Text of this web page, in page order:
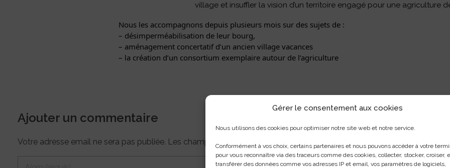
Gérer le consentement aux cookies
Nous utilisons des cookies pour optimiser notre site web et notre service.
Conformément à vos choix, certains partenaires et nous pouvons accéder à votre
pour vous reconnaître via des traceurs comme des cookies, collecter, stocker, croiser,
transférer des données comme vos adresses IP et email, vos paramètres de logiciels,
village et insuffler la vision d’un territoire engagé pour une agriculture
Nous les accompagnons depuis plusieurs mois sur des sujets de :
– désimperméabilisation de leur bourg,
– aménagement concertatif d’un ancien village vacances
– la création d’un consortium exemplaire autour de l’agriculture
Ajouter un commentaire
Votre adresse email ne sera pas publiée. Les champs obligatoires seront identifiés par un *